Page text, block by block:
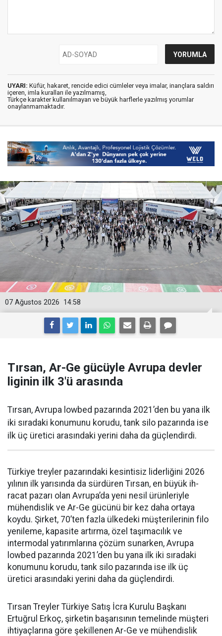
UYARI: Küfür, hakaret, rencide edici cümleler veya imalar, inançlara saldırı
içeren, imla kuralları ile yazılmamış,
Türkçe karakter kullanılmayan ve büyük harflerle yazılmış yorumlar
onaylanmamaktadır.
14:58
07 Ağustos 2026
Tırsan, Ar-Ge gücüyle Avrupa devler
liginin ilk 3'ü arasında
Tırsan, Avrupa lowbed pazarında 2021’den bu yana ilk
iki sıradaki konumunu korudu, tank silo pazarında ise
ilk üç üretici arasındaki yerini daha da güçlen­dirdi.
Türkiye treyler pazarın­daki kesintisiz liderliğini 2026
yılının ilk yarısında da sürdüren Tırsan, en büyük ih­
racat pazarı olan Avrupa’da yeni nesil ürünleriyle
mühendislik ve Ar-Ge gücünü bir kez daha orta­ya
koydu. Şirket, 70’ten fazla ül­kedeki müşterilerinin filo
yenile­me, kapasite artırma, özel taşıma­cılık ve
intermodal yatırımlarına çözüm sunarken, Avrupa
lowbed pazarında 2021’den bu yana ilk iki sıradaki
konumunu korudu, tank silo pazarında ise ilk üç
üretici arasındaki yerini daha da güçlen­dirdi.
Tırsan Treyler Türkiye Satış İcra Kurulu Başkanı
Ertuğrul Er­koç, şirketin başarısının teme­linde müşteri
ihtiyaçlarına göre şekillenen Ar-Ge ve mühendislik